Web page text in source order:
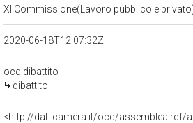
XI Commissione(Lavoro pubblico e
2020-06-18T12:07:32Z
ocd:dibattito
dibattito
<http://dati.camera.it/ocd/assemblea.rdf/